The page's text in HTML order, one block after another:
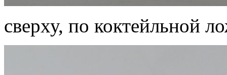
сверху, по коктейльной